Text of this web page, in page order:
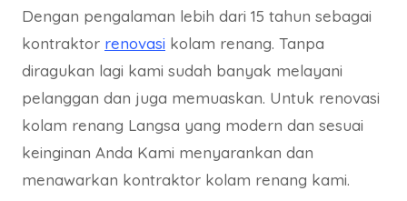
Dengan pengalaman lebih dari 15 tahun sebagai
kontraktor renovasi kolam renang. Tanpa
diragukan lagi kami sudah banyak melayani
pelanggan dan juga memuaskan. Untuk renovasi
kolam renang Langsa yang modern dan sesuai
keinginan Anda Kami menyarankan dan
menawarkan kontraktor kolam renang kami.